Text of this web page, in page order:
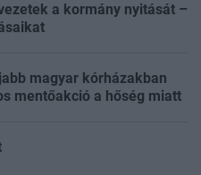
a kormány nyitását –
magyar kórházakban
mentőakció a hőség miatt